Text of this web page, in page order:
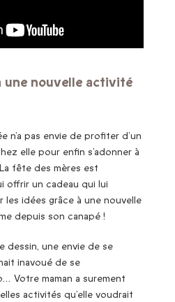
une nouvelle activité
n’a pas envie de profiter d’un
elle pour enfin s’adonner à
fête des mères est
offrir un cadeau qui lui
idées grâce à une nouvelle
depuis son canapé !
dessin, une envie de se
inavoué de se
Votre maman a surement
activités qu’elle voudrait